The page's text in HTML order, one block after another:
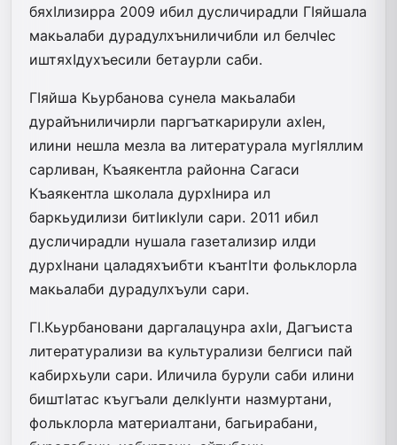
бяхIлизирра 2009 ибил дусличирадли ГIяйшала
макьалаби дурадулхъниличибли ил белчIес
иштяхIдухъесили бетаурли саби.
ГIяйша Кьурбанова сунела макьалаби
дурайъниличирли паргъаткарирули ахIен,
илини нешла мезла ва литературала мугIяллим
сарливан, Къаякентла районна Сагаси
Къаякентла школала дурхIнира ил
баркьудилизи битIикIули сари. 2011 ибил
дусличирадли нушала газетализир илди
дурхIнани цаладяхъибти къантIти фольклорла
макьалаби дурадулхъули сари.
ГI.Кьурбановани даргалацунра ахIи, Дагъиста
литературализи ва культурализи белгиси пай
кабирхьули сари. Иличила бурули саби илини
биштIатас къугъали делкIунти назмуртани,
фольклорла материалтани, багьирабани,